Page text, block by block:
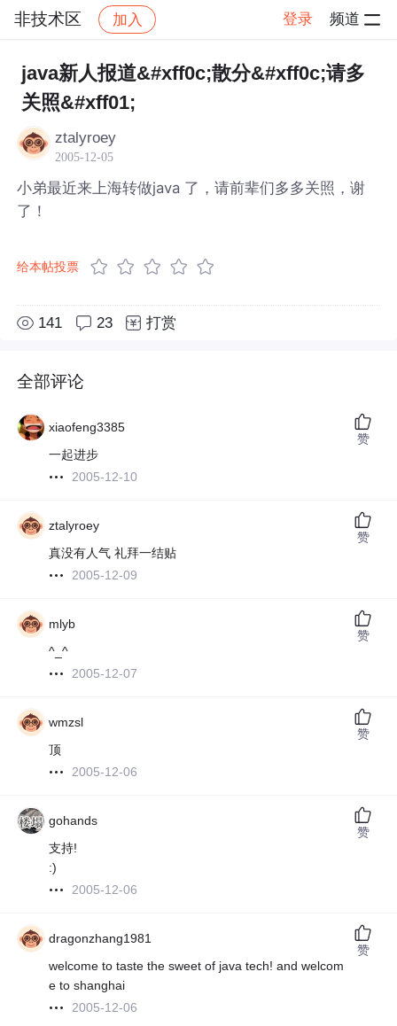
非技术区 加入 登录 频道
社区 非技术区 帖子详情
java新人报道&#xff0c;散分&#xff0c;请多
关照&#xff01;
ztalyroey
2005-12-05
小弟最近来上海转做java 了，请前辈们多多关照，谢
了！
给本帖投票
141 23 打赏
全部评论
xiaofeng3385
一起进步
2005-12-10
赞
ztalyroey
真没有人气 礼拜一结贴
2005-12-09
赞
mlyb
^_^
2005-12-07
赞
wmzsl
顶
2005-12-06
赞
gohands
支持!
:)
2005-12-06
赞
dragonzhang1981
welcome to taste the sweet of java tech! and welcom
e to shanghai
2005-12-06
赞